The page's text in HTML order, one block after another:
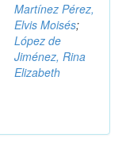
Martínez Pérez,
Elvis Moisés;
López de
Jiménez, Rina
Elizabeth